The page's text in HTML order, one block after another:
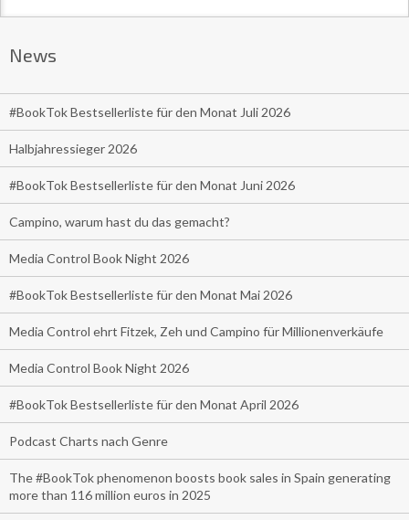
News
#BookTok Bestsellerliste für den Monat Juli 2026
Halbjahressieger 2026
#BookTok Bestsellerliste für den Monat Juni 2026
Campino, warum hast du das gemacht?
Media Control Book Night 2026
#BookTok Bestsellerliste für den Monat Mai 2026
Media Control ehrt Fitzek, Zeh und Campino für Millionenverkäufe
Media Control Book Night 2026
#BookTok Bestsellerliste für den Monat April 2026
Podcast Charts nach Genre
The #BookTok phenomenon boosts book sales in Spain generating
more than 116 million euros in 2025